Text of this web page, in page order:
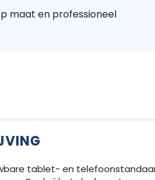
maat en professioneel
tablet- en